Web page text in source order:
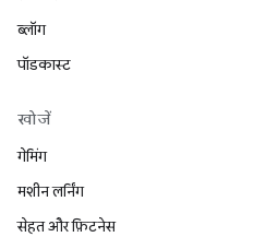
ब्लॉग
पॉडकास्ट
खोजें
गेमिंग
मशीन लर्निंग
सेहत और फ़िटनेस